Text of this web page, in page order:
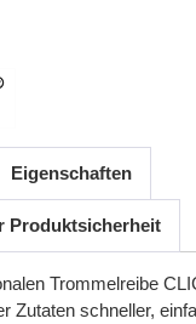
Eigenschaften
Produktsicherheit
Trommelreibe
Zutaten schneller,